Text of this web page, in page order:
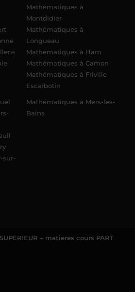
Mathématiques à
Montdidier
Mathématiques à
Longueau
Mathématiques à Ham
Mathématiques à Camon
Mathématiques à Friville-
Escarbotin
sur-
Mathématiques à Mers-les-
Bains
– matieres cours PART